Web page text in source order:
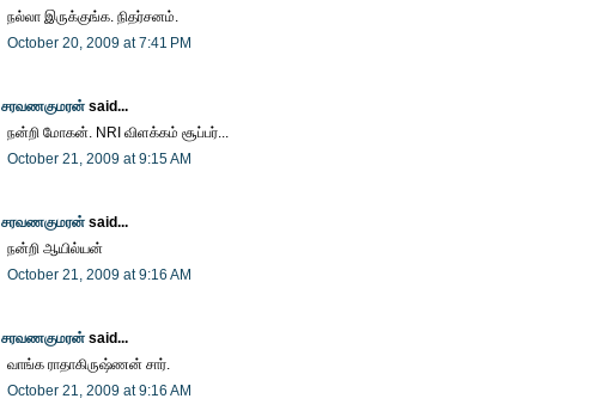
நல்லா இருக்குங்க. நிதர்சனம்.
October 20, 2009 at 7:41 PM
சரவணகுமரன் said...
நன்றி மோகன். NRI விளக்கம் சூப்பர்...
October 21, 2009 at 9:15 AM
சரவணகுமரன் said...
நன்றி ஆயில்யன்
October 21, 2009 at 9:16 AM
சரவணகுமரன் said...
வாங்க ராதாகிருஷ்ணன் சார்.
October 21, 2009 at 9:16 AM